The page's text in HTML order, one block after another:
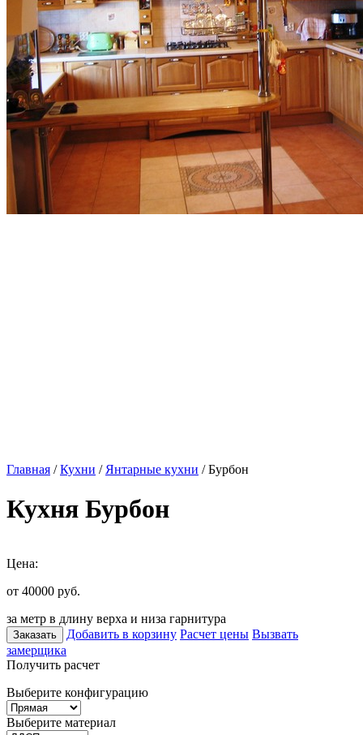
Главная /Кухни / Янтарные кухни / Бурбон
Кухня Бурбон
Цена:
от 40000 руб.
за метр в длину верха и низа гарнитура
Заказать Добавить в корзину Расчет цены Вызвать
замерщика
Получить расчет
Выберите конфигурацию
Выберите материал